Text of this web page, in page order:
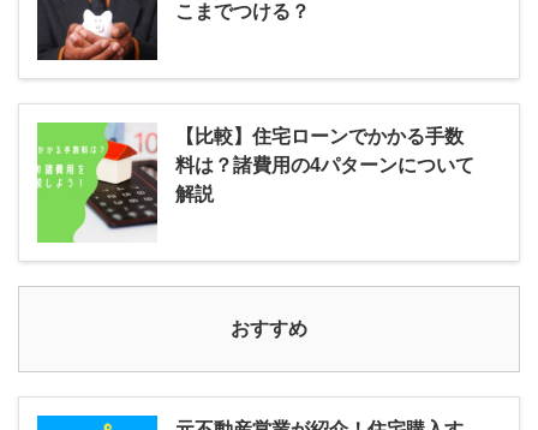
こまでつける？
【比較】住宅ローンでかかる手数
料は？諸費用の4パターンについて
解説
おすすめ